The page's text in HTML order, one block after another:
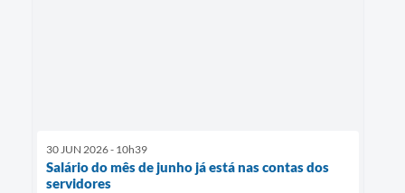
30 JUN 2026 - 10h39
Salário do mês de junho já está nas contas dos
servidores